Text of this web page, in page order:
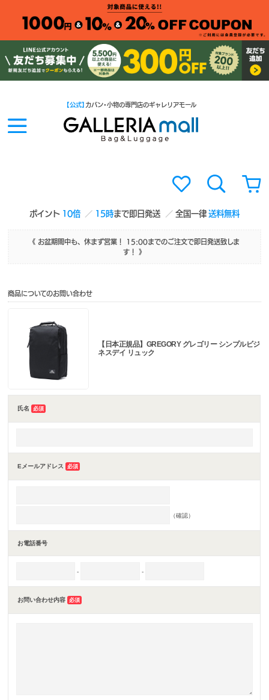
ポイント 10倍 15時まで即日発送 全国一律送料無料
【公式】 カバン・小物の専門店のギャレリアモール
《 お盆期間中も、休まず営業！ 15:00までのご注文で即日発送致しま
す！ 》
商品についてのお問い合わせ
【日本正規品】GREGORY グレゴリー シンプルビジ
ネスデイ リュック
氏名 必須
Eメールアドレス 必須
（確認）
お電話番号
- -
お問い合わせ内容 必須